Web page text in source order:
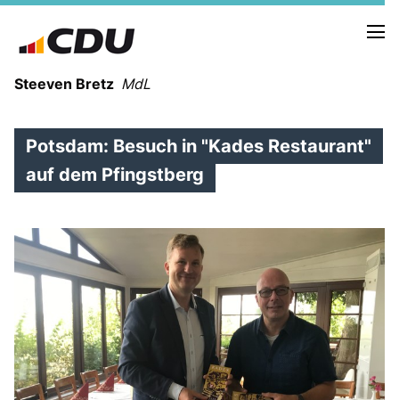
Steeven Bretz MdL
WAHLKREISBESUCHE
PRESSEFOTOS
MEIN BÜRGERBÜRO
MEIN WAHLKREIS
ZIELE
Redebeiträge
Potsdam: Besuch in "Kades Restaurant"
auf dem Pfingstberg